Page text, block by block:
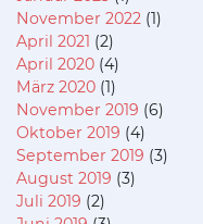
November 2022 (1)
April 2021 (2)
April 2020 (4)
März 2020 (1)
November 2019 (6)
Oktober 2019 (4)
September 2019 (3)
August 2019 (3)
Juli 2019 (2)